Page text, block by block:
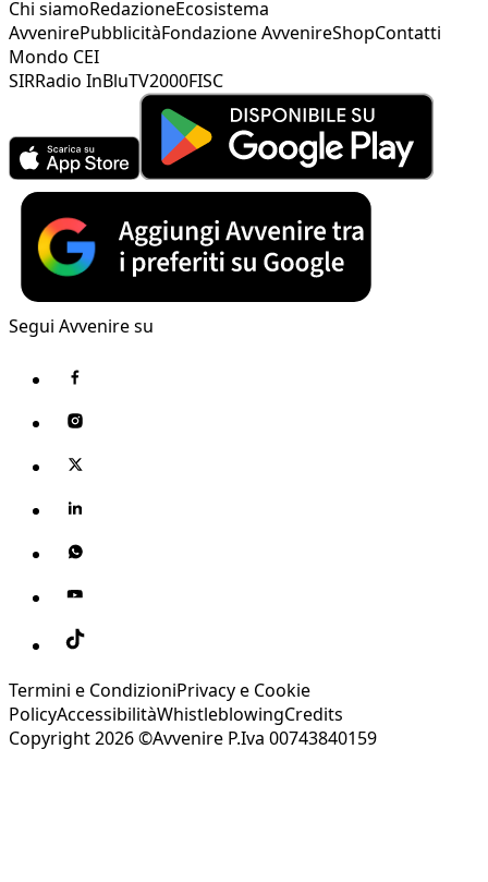
Chi siamoRedazioneEcosistema
AvvenirePubblicitàFondazione AvvenireShopContatti
Mondo CEI
SIRRadio InBluTV2000FISC
Segui Avvenire su
Termini e CondizioniPrivacy e Cookie
PolicyAccessibilitàWhistleblowingCredits
Copyright 2026 ©Avvenire P.Iva 00743840159